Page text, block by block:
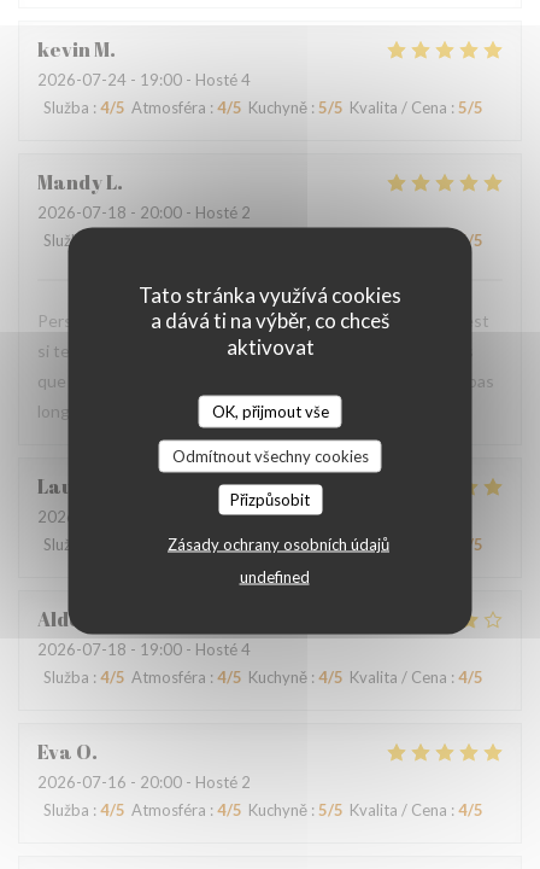
Tato stránka využívá cookies
a dává ti na výběr, co chceš
aktivovat
OK, přijmout vše
Odmítnout všechny cookies
Přizpůsobit
Zásady ochrany osobních údajů
undefined
kevinM
2026-07-24 - 19:00 - Hosté 4
Služba : 4/5 Atmosféra : 4/5 Kuchyně : 5/5 Kvalita / Cena : 5/5
MandyL
2026-07-18 - 20:00 - Hosté 2
Služba
5/5
Personnel très agréable et à l'écoute du client. La viande est
si tendre et tous les accompagnements sont exquis ! Plus
que ravis de votre restaurant et nous y reviendrons dans pas
longtemps.
Laurence
2026-07-20
- 19:30 - Hosté 4
Služba
Atmosféra:4/5 Kuchyně: 5/5 Kvalita / Cena /5
Aldo
2026-07-18 - 19:00 - Hosté 4
Služba : 4/5 Atmosféra : 4/5 Kuchyně : 4/5 Kvalita / Cena : 4/5
Eva O
2026-07-16 - 20:00 - Hosté 2
Služba : 4/5 Atmosféra : 4/5 Kuchyně : 5/5 Kvalita / Cena : 4/5